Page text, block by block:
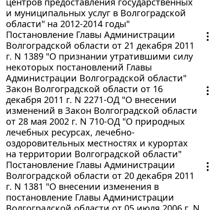
и муниципальных услуг в Волгоградской
области" на 2012-2014 годы"
Постановление Главы Администрации
Волгоградской области от 21 декабря 2011
г. N 1389 "О признании утратившими силу
некоторых постановлений Главы
Администрации Волгоградской области"
Закон Волгоградской области от 16
декабря 2011 г. N 2271-ОД "О внесении
изменений в Закон Волгоградской области
от 28 мая 2002 г. N 710-ОД "О природных
лечебных ресурсах, лечебно-
оздоровительных местностях и курортах
на территории Волгоградской области"
Постановление Главы Администрации
Волгоградской области от 20 декабря 2011
г. N 1381 "О внесении изменения в
постановление Главы Администрации